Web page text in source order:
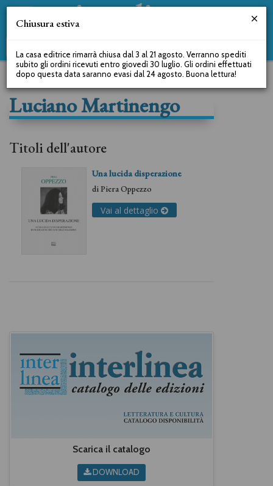
Luciano Martinengo
Titoli dell'autore
Una lucida disperazione
diPiera Oppezzo
Vai al dettaglio
Scarica il catalogo
DOWNLOAD
Chiusura estiva
La casa editrice rimarrà chiusa dal 3 al 21 agosto. Verranno spediti
subito gli ordini ricevuti entro giovedì 30 luglio. Gli ordini effettuati
dopo questa data saranno evasi dal 24 agosto. Buona lettura!